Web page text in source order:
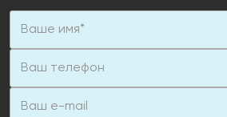
Электрический нагревательный элемент: 9
1003x1270x533